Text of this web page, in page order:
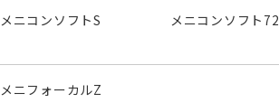
メニコンソフトS メニコンソフト72
メニフォーカルZ